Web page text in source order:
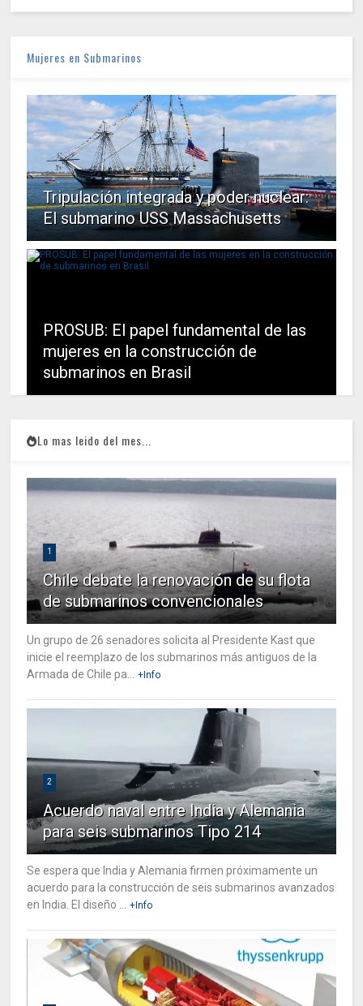
Mujeres en Submarinos
Tripulación integrada y poder nuclear:
El submarino USS Massachusetts
PROSUB: El papel fundamental de las
mujeres en la construcción de
submarinos en Brasil
Lo mas leido del mes...
1
Chile debate la renovación de su flota
de submarinos convencionales
Un grupo de 26 senadores solicita al Presidente Kast que
inicie el reemplazo de los submarinos más antiguos de la
Armada de Chile pa...
+Info
2
Acuerdo naval entre India y Alemania
para seis submarinos Tipo 214
Se espera que India y Alemania firmen próximamente un
acuerdo para la construcción de seis submarinos avanzados
en India. El diseño ...
+Info